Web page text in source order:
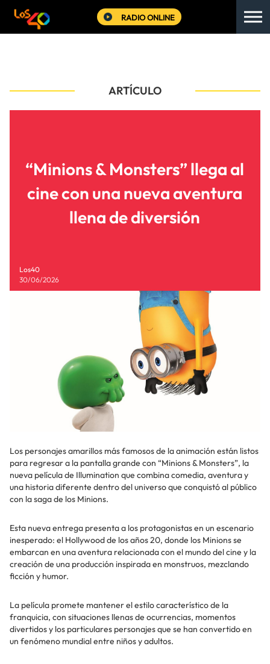
RADIO ONLINE
ARTÍCULO
“Minions & Monsters” llega al
cine con una nueva aventura
llena de diversión
Los40
30/06/2026
Los personajes amarillos más famosos de la animación están listos
para regresar a la pantalla grande con “Minions & Monsters”, la
nueva película de Illumination que combina comedia, aventura y
una historia diferente dentro del universo que conquistó al público
con la saga de los Minions.
Esta nueva entrega presenta a los protagonistas en un escenario
inesperado: el Hollywood de los años 20, donde los Minions se
embarcan en una aventura relacionada con el mundo del cine y la
creación de una producción inspirada en monstruos, mezclando
ficción y humor.
La película promete mantener el estilo característico de la
franquicia, con situaciones llenas de ocurrencias, momentos
divertidos y los particulares personajes que se han convertido en
un fenómeno mundial entre niños y adultos.